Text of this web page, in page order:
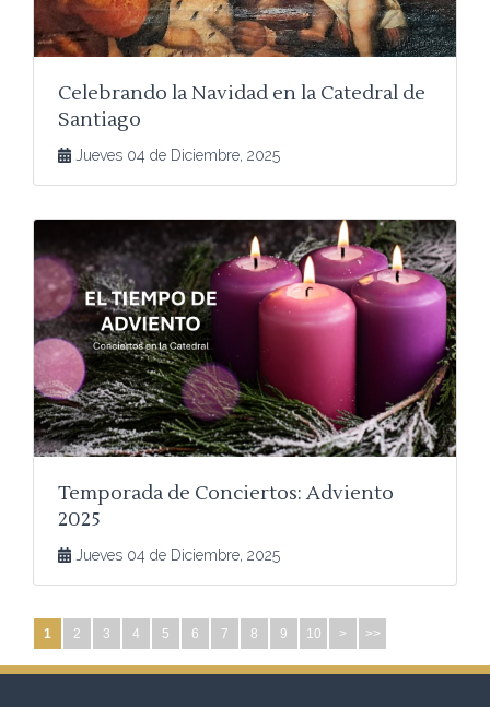
Celebrando la Navidad en la Catedral de
Santiago
Jueves 04 de Diciembre, 2025
Temporada de Conciertos: Adviento
2025
Jueves 04 de Diciembre, 2025
1 2 3 4 5 6 7 8 9 10 > >>